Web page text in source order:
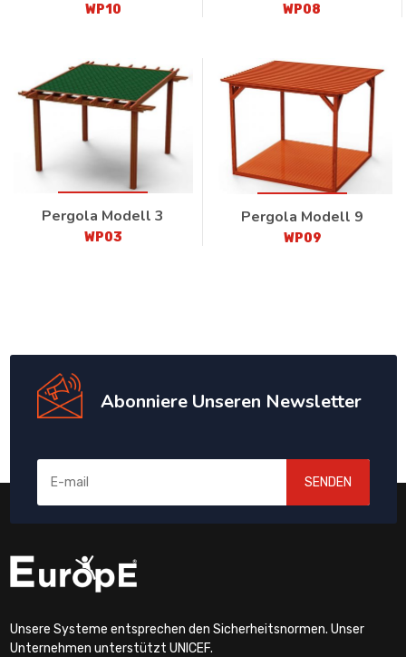
WP10 WP08
Pergola Modell 3
WP03
Pergola Modell 9
WP09
Abonniere Unseren Newsletter
SENDEN
Unsere Systeme entsprechen den Sicherheitsnormen. Unser
Unternehmen unterstützt UNICEF.